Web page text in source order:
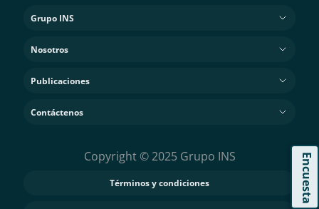
Encuesta
Grupo INS
Nosotros
Publicaciones
Contáctenos
Copyright © 2025 Grupo INS
Términos y condiciones